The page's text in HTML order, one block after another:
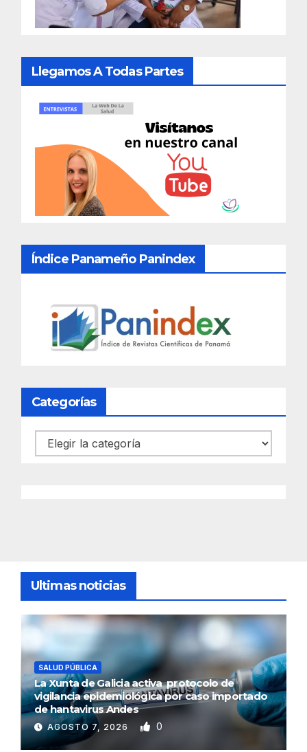
Llegamos A Todas Partes
Índice Panameño Panindex
Categorías
Categorías
Ultimas noticias
SALUD PÚBLICA
La Xunta de Galicia activa protocolo de
vigilancia epidemiológica por caso importado
de hantavirus Andes
AGOSTO 7, 2026 0